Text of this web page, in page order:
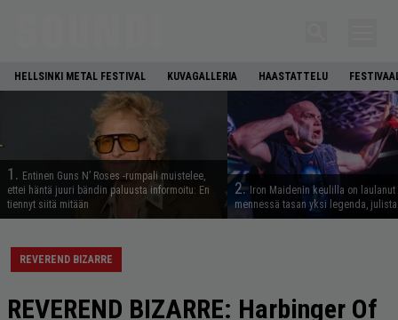
HELLSINKI METAL FESTIVAL KUVAGALLERIA HAASTATTELU
1. Entinen Guns N’ Roses -rumpali muistelee,
ettei häntä juuri bändin paluusta informoitu: En
tiennyt siitä mitään
2. Iron Maidenin keulilla on laulanut
mennessä tasan yksi legenda,
REVEREND BIZARRE
REVEREND BIZARRE: Harbinger Of